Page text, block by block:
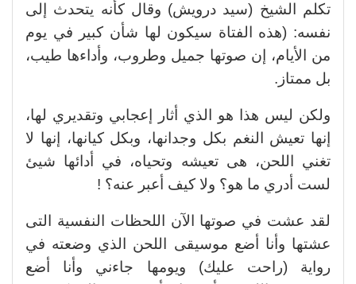
تكلم الشيخ (سيد درويش) وقال كأنه يتحدث إلى
نفسه: (هذه الفتاة سيكون لها شأن كبير في يوم
من الأيام، إن صوتها جميل وطروب، وأداءها طيب،
بل ممتاز.
ولكن ليس هذا هو الذي أثار إعجابي وتقديري لها،
إنها تعيش النغم بكل وجدانها، وبكل كيانها، إنها لا
تغني اللحن، هى تعيشه وتحياه، في أدائها شيئ
لست أدري ما هو؟ ولا كيف أعبر عنه؟ !
لقد عشت في صوتها الآن اللحظات النفسية التى
عشتها وأنا أضع موسيقى اللحن الذي وضعته في
رواية (راحت عليك) ويومها جاءني وأنا أضع